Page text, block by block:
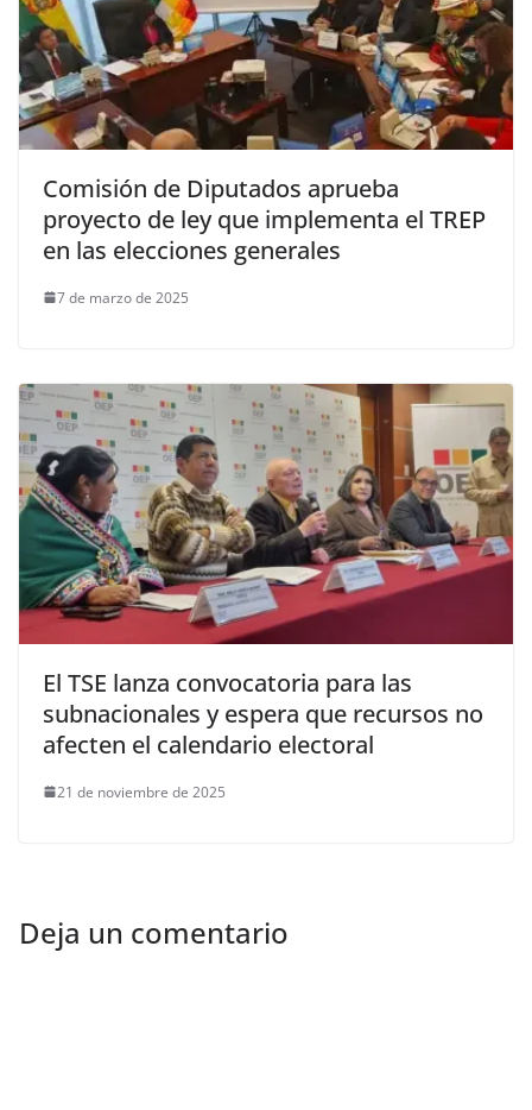
Comisión de Diputados aprueba
proyecto de ley que implementa el TREP
en las elecciones generales
7 de marzo de 2025
El TSE lanza convocatoria para las
subnacionales y espera que recursos no
afecten el calendario electoral
21 de noviembre de 2025
Deja un comentario